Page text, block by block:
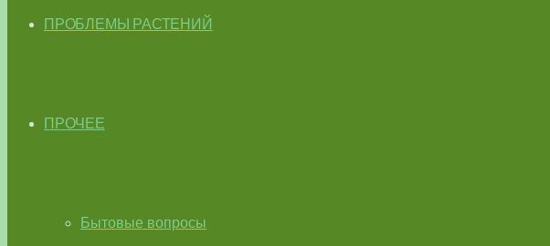
ПРОБЛЕМЫ РАСТЕНИЙ
ПРОЧЕЕ
Бытовые вопросы